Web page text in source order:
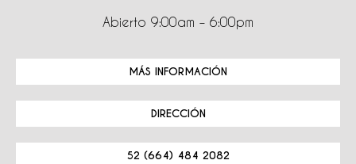
Abierto 9:00am – 6:00pm
MÁS INFORMACIÓN
DIRECCIÓN
52 (664) 484 2082